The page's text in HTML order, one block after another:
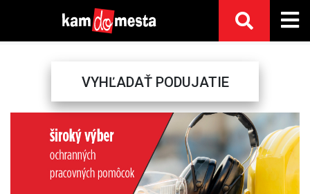
VYHĽADAŤ PODUJATIE
Next